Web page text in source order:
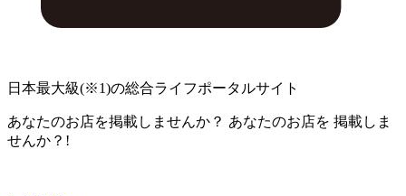
日本最大級(※1)の総合ライフポータルサイト
あなたのお店を掲載しませんか？ あなたのお店を 掲載しま
せんか？!